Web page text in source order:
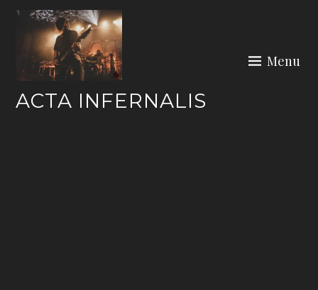
Skip
content
ACTA INFERNALIS
Menu